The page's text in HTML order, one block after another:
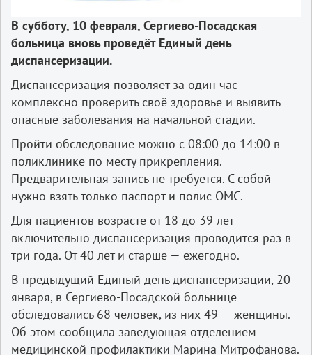
В субботу, 10 февраля, Сергиево-Посадская
больница вновь проведёт Единый день
диспансеризации.
Диспансеризация позволяет за один час
комплексно проверить своё здоровье и выявить
опасные заболевания на начальной стадии.
Пройти обследование можно с 08:00 до 14:00 в
поликлинике по месту прикрепления.
Предварительная запись не требуется. С собой
нужно взять только паспорт и полис ОМС.
Для пациентов возрасте от 18 до 39 лет
включительно диспансеризация проводится раз в
три года. От 40 лет и старше — ежегодно.
В предыдущий Единый день диспансеризации, 20
января, в Сергиево-Посадской больнице
обследовались 68 человек, из них 49 — женщины.
Об этом сообщила заведующая отделением
медицинской профилактики Марина Митрофанова.